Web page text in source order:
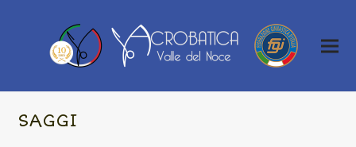
SAGGI